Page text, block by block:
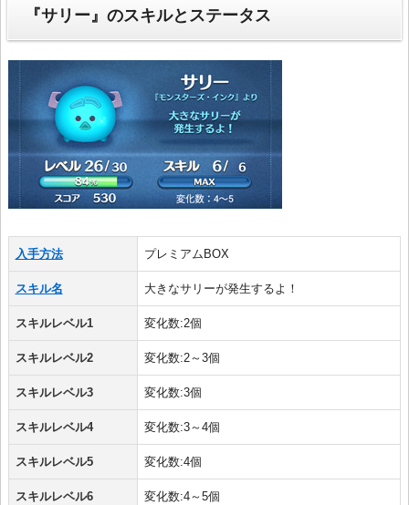
『サリー』のスキルとステータス
入手方法 プレミアムBOX
スキル名 大きなサリーが発生するよ！
スキルレベル1 変化数:2個
スキルレベル2 変化数:2～3個
スキルレベル3 変化数:3個
スキルレベル4 変化数:3～4個
スキルレベル5 変化数:4個
スキルレベル6 変化数:4～5個